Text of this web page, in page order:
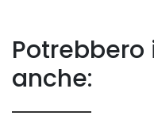
Potrebbero
anche: